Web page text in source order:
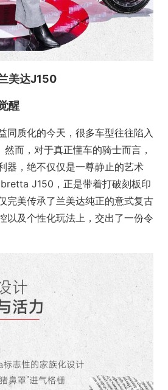
美达J150
醒
同质化的今天，很多车型往往陷入
然而，对于真正懂车的骑士而言，
器，绝不仅仅是一尊静止的艺术
J150，正是带着打破刻板印
完美传承了兰美达纯正的意式复古
以及个性化玩法上，交出了一份令